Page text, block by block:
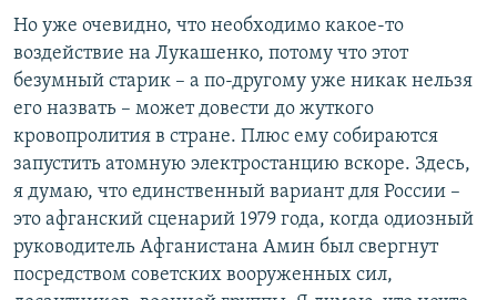
Но уже очевидно, что необходимо какое-то
воздействие на Лукашенко, потому что этот
безумный старик – а по-другому уже никак нельзя
его назвать – может довести до жуткого
кровопролития в стране. Плюс ему собираются
запустить атомную электростанцию вскоре. Здесь,
я думаю, что единственный вариант для России –
это афганский сценарий 1979 года, когда одиозный
руководитель Афганистана Амин был свергнут
посредством советских вооруженных сил,